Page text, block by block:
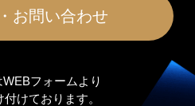
お問い合わせ
フォームより
けております。